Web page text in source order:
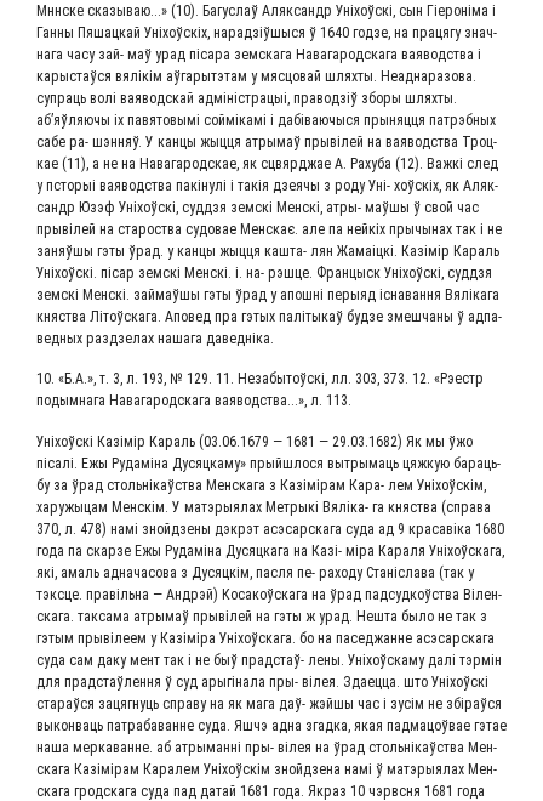
Мнн­ске ска­зы­ваю...» (10). Багу­слаў Аляк­сандр Уні­хоўскі, сын Гіе­роні­ма і
Ган­ны Пяшац­кай Уні­хоўскіх, нарад­зіў­шы­ся ў 1640 год­зе, на пра­ця­гу знач­
на­га часу зай- маў урад піса­ра зем­ска­га Нава­га­род­ска­га ваявод­ства і
кары­стаў­ся вялікім аўга­рыт­этам у мяс­цо­вай шлях­ты. Неад­на­ра­зо­ва.
супра­ць волі ваявод­скай адміністра­цыі, пра­вод­зіў збо­ры шлях­ты.
аб’яўляючы іх павя­то­вы­мі сой­мі­ка­мі і даб­і­ва­ю­чы­ся пры­няц­ця патр­эб­ных
сабе ра- шэн­няў. У кан­цы жыц­ця атры­маў пры­вілей на ваявод­ства Троц­
кае (11), а не на Нава­га­род­скае, як сцвяр­джае А. Раху­ба (12). Важ­кі след
у псто­рыі ваявод­ства пакі­нулі і такія дзе­ячы з роду Уні- хоўскіх, як Аляк­
сандр Юзэф Уні­хоўскі, суддзя зем­скі Мен­скі, атры- маў­шы ў свой час
пры­вілей на ста­ро­ства судо­вае Мен­скає. але па ней­кіх пры­чы­нах так і не
заняў­шы гэты ўрад. у кан­цы жыц­ця каш­та- лян Жамаіц­кі. Казі­мір Караль
Уні­хоўскі. пісар зем­скі Мен­скі. і. на- рэш­це. Фран­цыск Уні­хоўскі, суддзя
зем­скі Мен­скі. зай­маў­шы гэты ўрад у апош­ні перы­яд існа­ван­ня Вяліка­га
княст­ва Літоўска­га. Апо­вед пра гэтых паліты­каў буд­зе змеш­ча­ны ў адпа­
вед­ных разд­зе­лах наша­га даведніка.
10. «Б.А.», т. 3, л. 193, № 129. 11. Неза­бы­тоўскі, лл. 303, 373. 12. «Рэестр
подым­на­га Нава­га­род­ска­га ваявод­ства...», л. 113.
Уні­хоўскі Казі­мір Караль (03.06.1679 — 1681 — 29.03.1682) Як мы ўжо
пісалі. Ежы Руда­мі­на Дусяц­ка­му» прый­ш­ло­ся вытры­ма­ць цяж­кую бара­ць­
бу за ўрад столь­нікаўства Мен­ска­га з Казі­мірам Кара- лем Уні­хоўскім,
хару­жы­цам Мен­скім. У мат­э­ры­я­лах Мет­ры­кі Вяліка- га княст­ва (спра­ва
370, л. 478) намі знойдзе­ны дэкр­эт асэ­с­ар­ска­га суда ад 9 кра­савіка 1680
года па скар­зе Ежы Руда­мі­на Дусяц­ка­га на Казі- міра Кара­ля Уні­хоўска­га,
які, амаль адна­ча­со­ва з Дусяц­кім, пас­ля пе- рахо­ду Стані­сла­ва (так у
тэкс­це. правіль­на — Андр­эй) Коса­коўска­га на ўрад пад­суд­коўства Вілен­
ска­га. так­са­ма атры­маў пры­вілей на гэты ж урад. Нешта было не так з
гэтым пры­віле­ем у Казі­мі­ра Уні­хоўска­га. бо на паседжанне асэ­с­ар­ска­га
суда сам даку мент так і не быў прад­стаў- лены. Уні­хоўс­ка­му далі тэр­мін
для прад­стаў­лен­ня ў суд ары­гі­на­ла пры- вілея. Зда­ец­ца. што Уні­хоўскі
ста­раў­ся зацяг­ну­ць спра­ву на як мага даў- жэй­шы час і зусім не збіраў­ся
выкон­ва­ць патра­ба­ванне суда. Яшчэ адна згад­ка, якая пад­ма­цоў­вае гэтае
наша мер­ка­ванне. аб атры­ман­ні пры- вілея на ўрад столь­нікаўства Мен­
ска­га Казі­мірам Кара­лем Уні­хоўскім знойдзе­на намі ў мат­э­ры­я­лах Мен­
ска­га грод­ска­га суда пад датай 1681 года. Якраз 10 чэрв­сня 1681 года